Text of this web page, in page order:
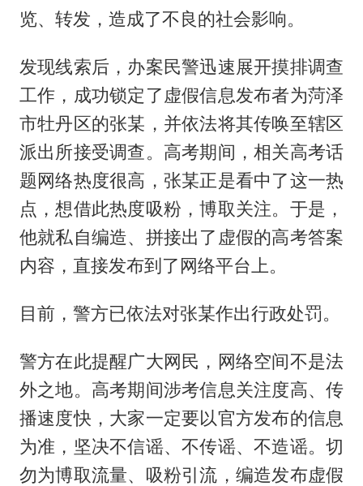
览、转发，造成了不良的社会影响。
发现线索后，办案民警迅速展开摸排调查
工作，成功锁定了虚假信息发布者为菏泽
市牡丹区的张某，并依法将其传唤至辖区
派出所接受调查。高考期间，相关高考话
题网络热度很高，张某正是看中了这一热
点，想借此热度吸粉，博取关注。于是，
他就私自编造、拼接出了虚假的高考答案
内容，直接发布到了网络平台上。
目前，警方已依法对张某作出行政处罚。
警方在此提醒广大网民，网络空间不是法
外之地。高考期间涉考信息关注度高、传
播速度快，大家一定要以官方发布的信息
为准，坚决不信谣、不传谣、不造谣。切
勿为博取流量、吸粉引流，编造发布虚假